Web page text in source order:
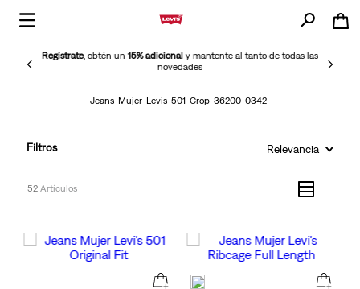
Regístrate, obtén un15% adicionaly mantente al tanto de todas las
novedades
Jeans-Mujer-Levis-501-Crop-36200-0342
Filtros Relevancia
52